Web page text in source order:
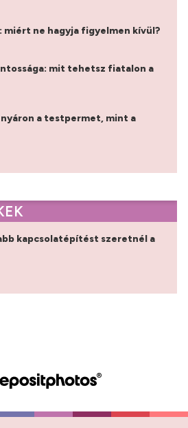
miért ne hagyja figyelmen kívül?
mit tehetsz fiatalon a
a testpermet, mint a
kapcsolatépítést szeretnél a